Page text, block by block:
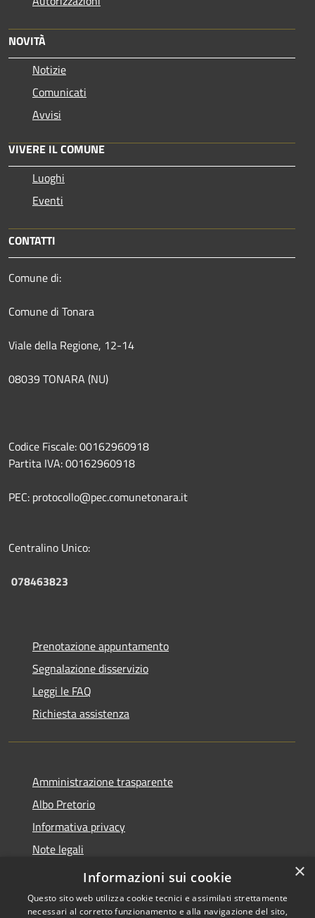
NOVITÀ
Notizie
Comunicati
Avvisi
VIVERE IL COMUNE
Luoghi
Eventi
CONTATTI
Comune di:
Comune di Tonara
Viale della Regione, 12-14
08039 TONARA (NU)
Codice Fiscale: 00162960918
Partita IVA: 00162960918
PEC: protocollo@pec.comunetonara.it
Centralino Unico:
078463823
Prenotazione appuntamento
Segnalazione disservizio
Leggi le FAQ
Richiesta assistenza
Amministrazione trasparente
Albo Pretorio
Informativa privacy
Note legali
Dichiarazione di accessibilità
×
Informazioni sui cookie
Questo sito web utilizza cookie tecnici e assimilati strettamente
necessari al corretto funzionamento e alla navigazione del sito,